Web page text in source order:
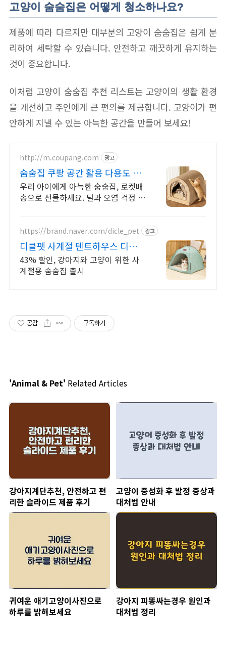
고양이 숨숨집은 어떻게 청소하나요?
제품에 따라 다르지만 대부분의 고양이 숨숨집은 쉽게 분
리하여 세탁할 수 있습니다. 안전하고 깨끗하게 유지하는
것이 중요합니다.
이처럼 고양이 숨숨집 추천 리스트는 고양이의 생활 환경
을 개선하고 주인에게 큰 편의를 제공합니다. 고양이가 편
안하게 지낼 수 있는 아늑한 공간을 만들어 보세요!
http://m.coupang.com 광고
숨숨집 쿠팡 공간 활용 다용도 아
이템
우리 아이에게 아늑한 숨숨집, 로켓배
송으로 선물하세요. 털과 오염 걱정 없
https://brand.naver.com/dicle_pet 광고
디클펫 사계절 텐트하우스 디클펫
공식 스토어
43% 할인, 강아지와 고양이 위한 사
계절용 숨숨집 출시
공감 구독하기
'Animal & Pet' Related Articles
강아지계단추천, 안전하고 편
리한 슬라이드 제품 후기
고양이 중성화 후 발정 증상과
대처법 안내
귀여운 애기고양이사진으로
하루를 밝혀보세요
강아지 피똥싸는경우 원인과
대처법 정리